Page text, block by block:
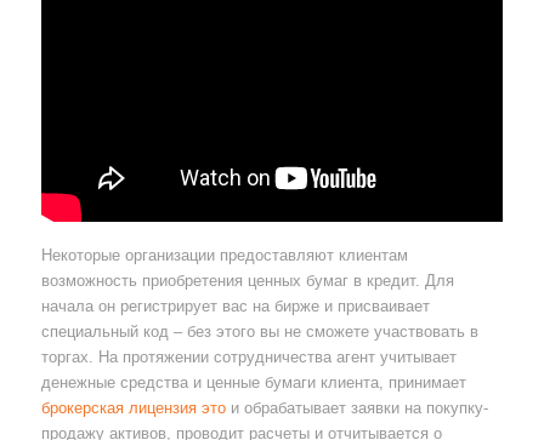
Некоторые организации предоставляют клиентам
возможность приобретения ценных бумаг в кредит. Для
начала он регистрирует вас на бирже и присваивает
специальный код – без этого вы не сможете участвовать в
торгах. На протяжении сотрудничества агент учитывает
денежные средства и ценные бумаги клиента, принимает
брокерская лицензия этои обрабатывает заявки на покупку-
продажу активов, проводит расчеты и отчитывается о